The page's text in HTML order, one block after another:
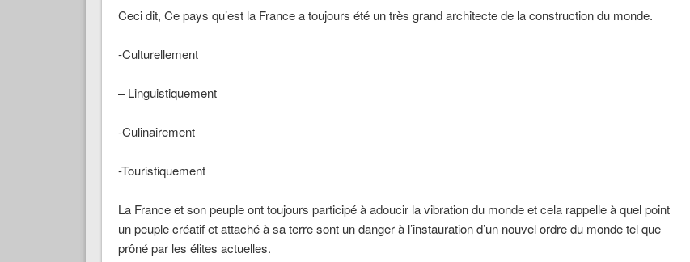
Ceci dit, Ce pays qu’est la France a toujours été un très grand architecte de la construction du monde.
-Culturellement
– Linguistiquement
-Culinairement
-Touristiquement
La France et son peuple ont toujours participé à adoucir la vibration du monde et cela rappelle à quel point
un peuple créatif et attaché à sa terre sont un danger à l’instauration d’un nouvel ordre du monde tel que
prôné par les élites actuelles.